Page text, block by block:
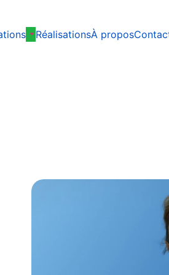
RéalisationsÀ propos